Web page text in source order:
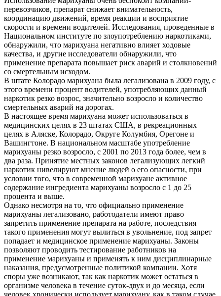
перевозчиков, препарат снижает внимательность,
координацию движений, время реакции и восприятие
скорости и времени водителей. Исследования, проведенные в
Национальном институте по злоупотреблению наркотиками,
обнаружили, что марихуана негативно влияет ходовые
качества, и другие исследователи обнаружили, что
применение препарата повышает риск аварий и столкновений
со смертельным исходом.
В штате Колорадо марихуана была легализована в 2009 году, с
этого времени процент водителей, употребляющих данный
наркотик резко возрос, значительно возросло и количество
смертельных аварий на дорогах.
В настоящее время марихуана может использоваться в
медицинских целях в 23 штатах США, в рекреационных
целях в Аляске, Колорадо, Округе Колумбия, Орегоне и
Вашингтоне. В национальном масштабе употребление
марихуаны резко возросло, с 2001 по 2013 года более, чем в
два раза. Принятие местных законов легализующих легкий
наркотик нивелируют мнение людей о его опасности, при
условии того, что в современной марихуане активное
содержание ингредиента марихуаны возросло с 1 до 25
процента и выше.
Однако несмотря на то, что официально применение
марихуаны легализовано, работодатели имеют право
запретить применение препарата на работе, последствия
такого применения могут вылиться в увольнение, под запрет
попадает и медицинское применение марихуаны. Законы
позволяют проводить тестирование работников на
применение марихуаны и применять к ним дисциплинарные
наказания, предусмотренные политикой компании. Хотя
споры уже возникают, так как наркотик может остаться в
организме человека в течение суток-двух и до месяца, если
человек хронически использует марихуану, как в таком случае